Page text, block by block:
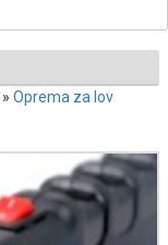
» Oprema za lov